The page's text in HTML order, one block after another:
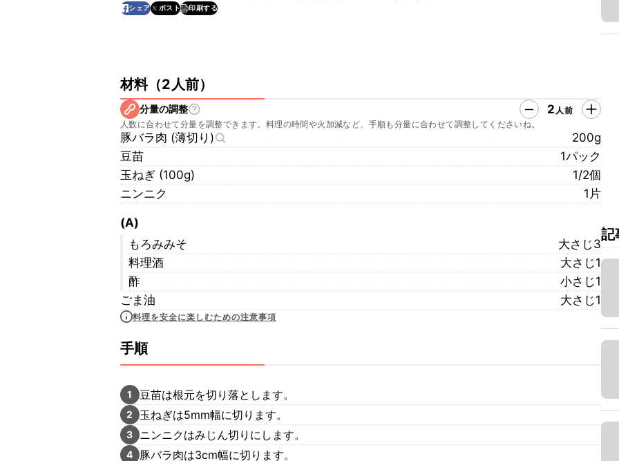
シェア ポスト 印刷する
材料（2人前）
分量の調整 2 人前
人数に合わせて分量を調整できます。料理の時間や火加減など、手順も分量に合わせて調整してくださいね。
豚バラ肉 (薄切り)
200g
豆苗
1パック
玉ねぎ (100g)
1/2個
ニンニク
1片
(A)
もろみみそ
大さじ3
料理酒
大さじ1
酢
小さじ1
ごま油
大さじ1
料理を安全に楽しむための注意事項
手順
1 豆苗は根元を切り落とします。
2 玉ねぎは5mm幅に切ります。
3 ニンニクはみじん切りにします。
4 豚バラ肉は3cm幅に切ります。
記